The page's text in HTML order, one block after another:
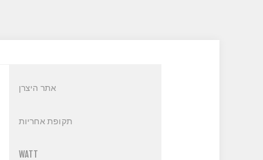
אתר היצרן
תקופת אחריות
WATT